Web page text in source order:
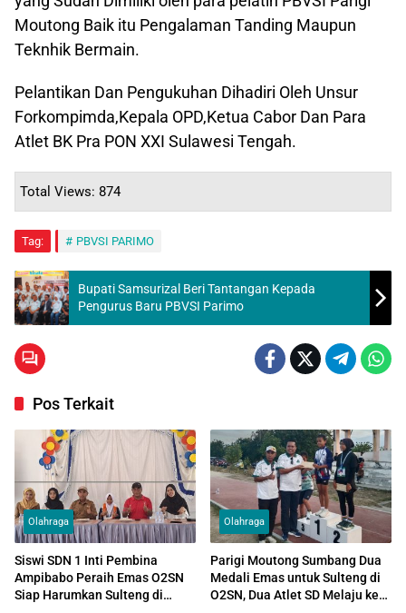
Moutong Baik itu Pengalaman Tanding Maupun
Teknhik Bermain.
Pelantikan Dan Pengukuhan Dihadiri Oleh Unsur
Forkompimda,Kepala OPD,Ketua Cabor Dan Para
Atlet BK Pra PON XXI Sulawesi Tengah.
Total Views: 874
Tag: PBVSI PARIMO
Bupati Samsurizal Beri Tantangan Kepada
Pengurus Baru PBVSI Parimo
Pos Terkait
Olahraga
Siswi SDN 1 Inti Pembina
Ampibabo Peraih Emas O2SN
Siap Harumkan Sulteng di
Olahraga
Parigi Moutong Sumbang Dua
Medali Emas untuk Sulteng di
O2SN, Dua Atlet SD Melaju ke